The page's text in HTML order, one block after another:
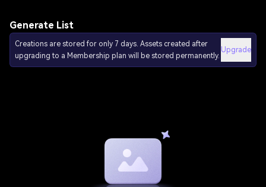
Generate List
Creations are stored for only 7 days. Assets created after
upgrading to a Membership plan will be stored permanently.
Upgrade